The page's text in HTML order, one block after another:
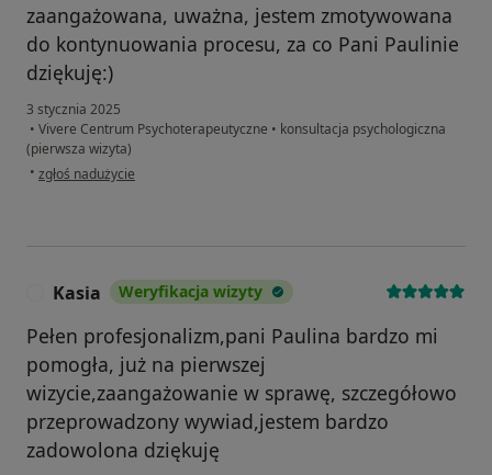
zaangażowana, uważna, jestem zmotywowana
do kontynuowania procesu, za co Pani Paulinie
dziękuję:)
3 stycznia 2025
• Vivere Centrum Psychoterapeutyczne • konsultacja psychologiczna
(pierwsza wizyta)
• w opinii użytkownika Pacjent
zgłoś nadużycie
Kasia Weryfikacja wizyty
Pełen profesjonalizm,pani Paulina bardzo mi
pomogła, już na pierwszej
wizycie,zaangażowanie w sprawę, szczegółowo
przeprowadzony wywiad,jestem bardzo
zadowolona dziękuję